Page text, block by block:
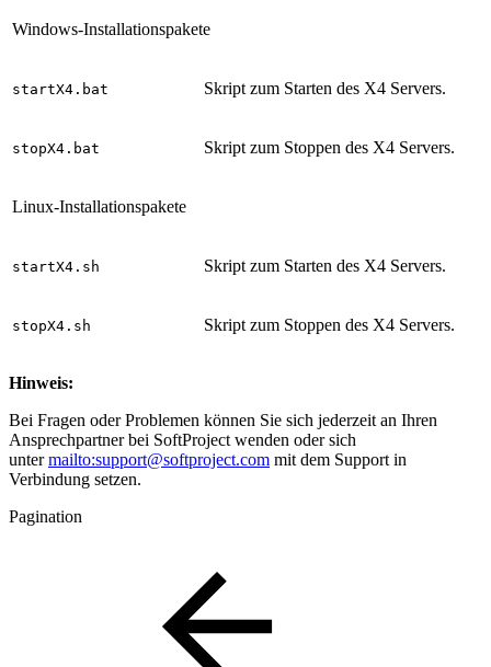
Windows-Installationspakete
startX4.bat Skript zum Starten des X4 Servers.
stopX4.bat Skript zum Stoppen des X4 Servers.
Linux-Installationspakete
startX4.sh Skript zum Starten des X4 Servers.
stopX4.sh Skript zum Stoppen des X4 Servers.
Hinweis:
Bei Fragen oder Problemen können Sie sich jederzeit an Ihren
Ansprechpartner bei SoftProject wenden oder sich
untermailto:support@softproject.com mit dem Support in
Verbindung setzen.
Pagination